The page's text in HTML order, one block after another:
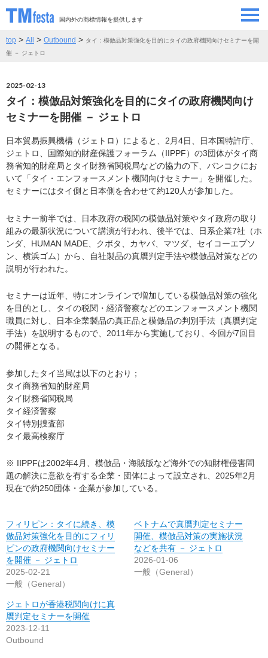
国内外の商標情報を提供します
SEMINAR/EVENT
CONTRIBUTORS 情報提供者
CONTACT お問い合わせ
top > All > Outbound > タイ：模倣品対策強化を目的にタイの政府機関向けセミナーを開
催 － ジェトロ
2025-02-13
タイ：模倣品対策強化を目的にタイの政府機関向け
セミナーを開催 － ジェトロ
日本貿易振興機構（ジェトロ）によると、2月4日、日本国特許庁、
ジェトロ、国際知的財産保護フォーラム（IIPPF）の3団体がタイ商
務省知的財産局とタイ財務省関税局などの協力の下、バンコクにお
いて「タイ・エンフォースメント機関向けセミナー」を開催した。
セミナーにはタイ側と日本側を合わせて約120人が参加した。
セミナー前半では、日本政府の税関の模倣品対策やタイ政府の取り
組みの最新状況について講演が行われ、後半では、日系企業7社（ホ
ンダ、HUMAN MADE、クボタ、カヤバ、マツダ、セイコーエプソ
ン、横浜ゴム）から、自社製品の真贋判定手法や模倣品対策などの
説明が行われた。
セミナーは近年、特にオンラインで増加している模倣品対策の強化
を目的とし、タイの税関・経済警察などのエンフォースメント機関
職員に対し、日本企業製品の真正品と模倣品の判別手法（真贋判定
手法）を説明するもので、2011年から実施しており、今回が7回目
の開催となる。
参加したタイ当局は以下のとおり；
タイ商務省知的財産局
タイ財務省関税局
タイ経済警察
タイ特別捜査部
タイ最高検察庁
※ IIPPFは2002年4月、模倣品・海賊版など海外での知財権侵害問
題の解決に意欲を有する企業・団体によって設立され、2025年2月
現在で約250団体・企業が参加している。
フィリピン：タイに続き、模
倣品対策強化を目的にフィリ
ピンの政府機関向けセミナー
を開催 － ジェトロ
2025-02-21
一般（General）
ベトナムで真贋判定セミナー
開催、模倣品対策の実施状況
などを共有 － ジェトロ
2026-01-06
一般（General）
ジェトロが香港税関向けに真
贋判定セミナーを開催
2023-12-11
Outbound